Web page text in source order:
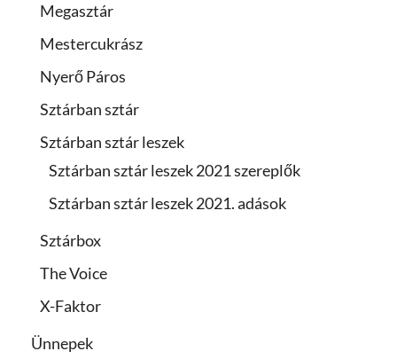
Megasztár
Mestercukrász
Nyerő Páros
Sztárban sztár
Sztárban sztár leszek
Sztárban sztár leszek 2021 szereplők
Sztárban sztár leszek 2021. adások
Sztárbox
The Voice
X-Faktor
Ünnepek